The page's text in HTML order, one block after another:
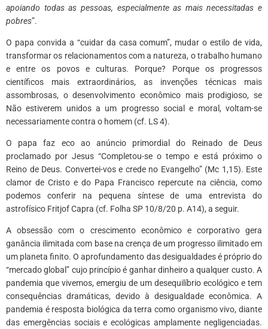
apoiando todas as pessoas, especialmente as mais necessitadas e
pobres”.
O papa convida a “cuidar da casa comum”, mudar o estilo de vida,
transformar os relacionamentos com a natureza, o trabalho humano
e entre os povos e culturas. Porque? Porque os progressos
científicos mais extraordinários, as invenções técnicas mais
assombrosas, o desenvolvimento econômico mais prodigioso, se
Não estiverem unidos a um progresso social e moral, voltam-se
necessariamente contra o homem (cf. LS 4).
O papa faz eco ao anúncio primordial do Reinado de Deus
proclamado por Jesus “Completou-se o tempo e está próximo o
Reino de Deus. Convertei-vos e crede no Evangelho” (Mc 1,15). Este
clamor de Cristo e do Papa Francisco repercute na ciência, como
podemos conferir na pequena síntese de uma entrevista do
astrofísico Fritjof Capra (cf. Folha SP 10/8/20 p. A14), a seguir.
A obsessão com o crescimento econômico e corporativo gera
ganância ilimitada com base na crença de um progresso ilimitado em
um planeta finito. O aprofundamento das desigualdades é próprio do
“mercado global” cujo princípio é ganhar dinheiro a qualquer custo. A
pandemia que vivemos, emergiu de um desequilíbrio ecológico e tem
consequências dramáticas, devido à desigualdade econômica. A
pandemia é resposta biológica da terra como organismo vivo, diante
das emergências sociais e ecológicas amplamente negligenciadas.